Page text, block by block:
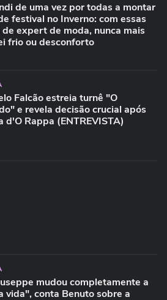
de uma vez por todas a montar
festival no Inverno: com essas
expert de moda, nunca mais
frio ou desconforto
Falcão estreia turnê "O
e revela decisão crucial após
d'O Rappa (ENTREVISTA)
mudou completamente a
vida", conta Benuto sobre a